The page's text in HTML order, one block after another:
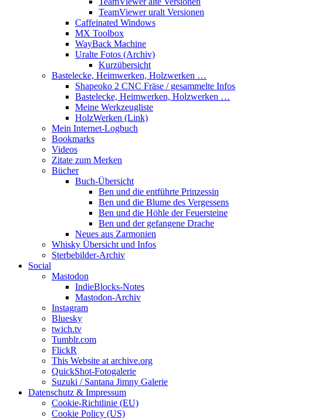
TeamViewer uralt Versionen
Caffeinated Windows
MX Toolbox
WayBack Machine
Uralte Fotos (Archiv)
Kurzübersicht
Bastelecke, Heimwerken, Holzwerken …
Shapeoko 2 CNC Fräse / gesammelte Infos
Bastelecke, Heimwerken, Holzwerken …
Meine Werkzeugliste
HolzWerken (Link)
Mein Internet-Logbuch
Bookmarks
Videos
Zitate zum Merken
Bücher
Buch-Übersicht
Ben und die entführte Prinzessin
Ben und die Blume des Vergessens
Ben und die Höhle der Feuersteine
Ben und der gefangene Drache
Neues aus Zarmonien
Whisky Übersicht und Infos
Sterbebilder-Archiv
Social
Mastodon
IndieBlocks-Notes
Mastodon-Archiv
Instagram
Bluesky
twich.tv
Tumblr.com
FlickR
This Website at archive.org
QuickShot-Fotogalerie
Suzuki / Santana Jimny Galerie
Datenschutz & Impressum
Cookie-Richtlinie (EU)
Cookie Policy (US)